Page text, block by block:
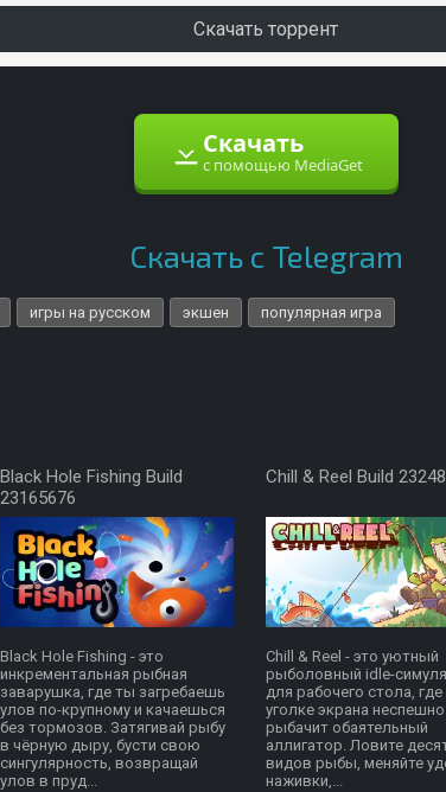
Скачать торрент
Скачать
с помощью MediaGet
Скачать с Telegram
игры на русском экшен популярная игра
Black Hole Fishing Build
23165676
Black Hole Fishing - это
инкрементальная рыбная
заварушка, где ты загребаешь
улов по-крупному и качаешься
без тормозов. Затягивай рыбу
в чёрную дыру, бусти свою
сингулярность, возвращай
улов в пруд...
Chill & Reel Build
Chill & Reel - это уютный
рыболовный idle-
для рабочего стола, где
уголке экрана неспешно
рыбачит обаятельный
аллигатор. Ловите
видов рыбы, меняйте
наживки,...